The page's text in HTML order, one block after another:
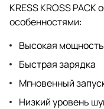
KRESS KROSS
особенностями:
Высокая мощность
Быстрая зарядка
Мгновенный
Низкий уровень